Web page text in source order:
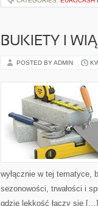
BUKIETY I
POSTED BY ADMIN
wyłącznie w tej tematyce,
sezonowości, trwałości i
gdzie lekkość łączy się […]